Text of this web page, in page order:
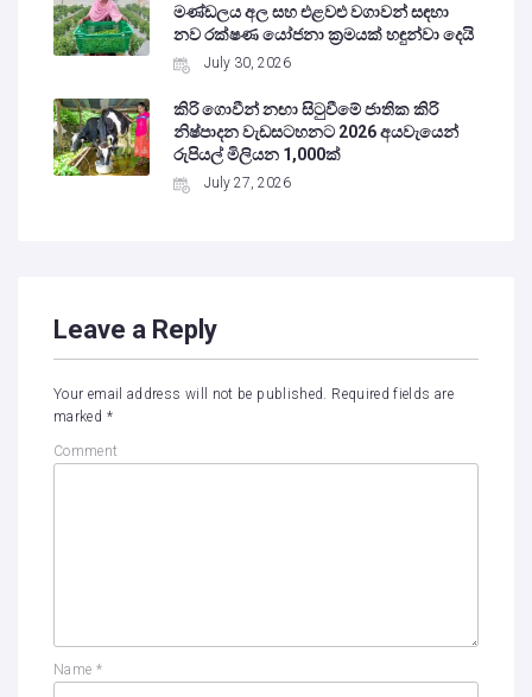
මණ්ඩලය අල සහ එළවළු වගාවන් සඳහා
නව රක්ෂණ යෝජනා ක්‍රමයක් හඳුන්වා දෙයි
July 30, 2026
කිරි ගොවීන් නඟා සිටුවීමේ ජාතික කිරි
නිෂ්පාදන වැඩසටහනට 2026 අයවැයෙන්
රුපියල් මිලියන 1,000ක්
July 27, 2026
Leave a Reply
Your email address will not be published. Required fields are
marked *
Comment
Name *